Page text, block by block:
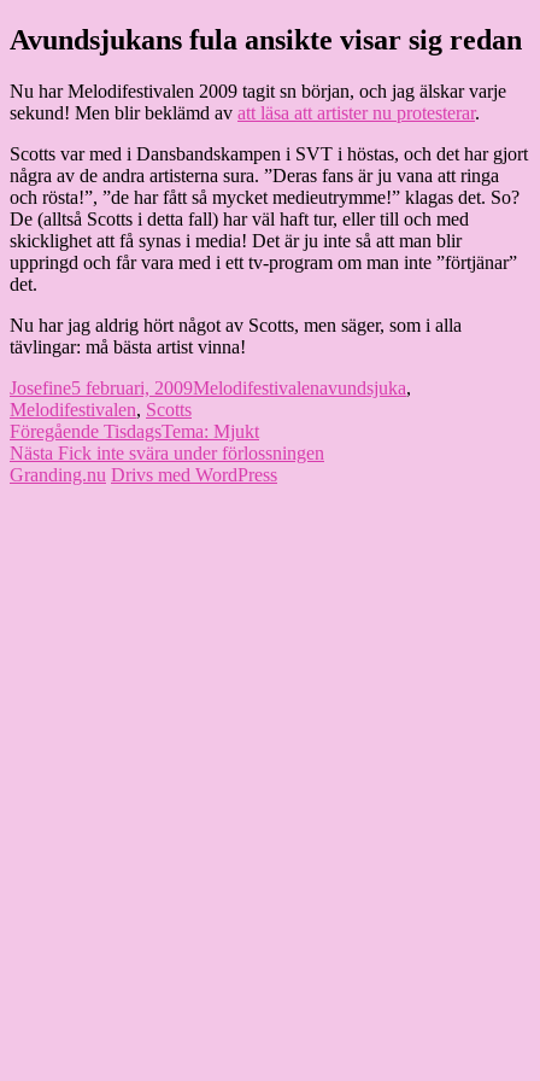
Hoppa
till
Granding.nu
Avundsjukans fula ansikte visar sig redan
Nu har Melodifestivalen 2009 tagit sn början, och jag älskar varje
sekund! Men blir beklämd av att läsa att artister nu protesterar.
Scotts var med i Dansbandskampen i SVT i höstas, och det har gjort
några av de andra artisterna sura. ”Deras fans är ju vana att ringa
och rösta!”, ”de har fått så mycket medieutrymme!” klagas det. So?
De (alltså Scotts i detta fall) har väl haft tur, eller till och med
skicklighet att få synas i media! Det är ju inte så att man blir
uppringd och får vara med i ett tv-program om man inte ”förtjänar”
det.
Nu har jag aldrig hört något av Scotts, men säger, som i alla
tävlingar: må bästa artist vinna!
Författare
JosefinePublicerat
den
5 februari, 2009Kategorier
MelodifestivalenEtiketter
avundsjuka,
Melodifestivalen, Scotts
Inläggsnavigering
Föregående Föregående
inlägg:
TisdagsTema: Mjukt
Nästa Nästa
inlägg:
Fick inte svära under förlossningen
Granding.nu Drivs med WordPress